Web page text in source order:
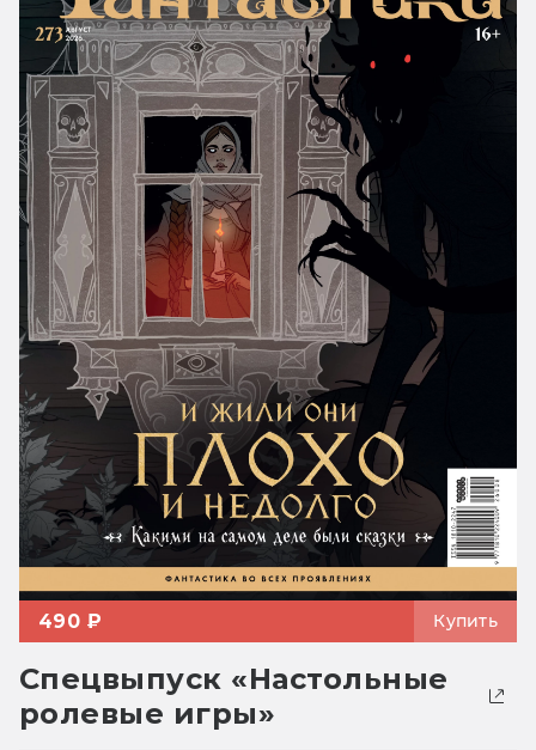
490 ₽ Купить
Спецвыпуск «Настольные
ролевые игры»